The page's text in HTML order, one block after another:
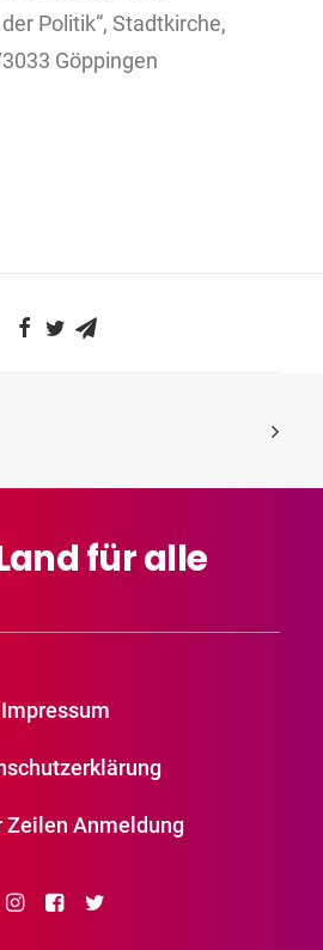
Politik“, Stadtkirche,
Göppingen
füralle
Impressum
Zeilen Anmeldung